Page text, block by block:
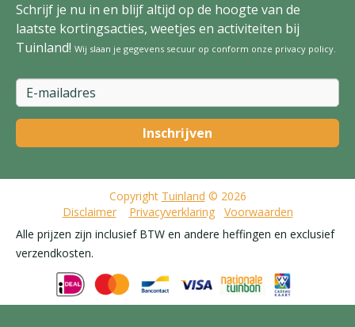
Schrijf je nu in en blijf altijd op de hoogte van de
laatste kortingsacties, weetjes en activiteiten bij
Tuinland! Wij slaan je gegevens secuur op conform onze privacy policy.
Copyright Tuinland © 2026
Disclaimer
Privacyverklaring
Voorwaarden
Alle prijzen zijn inclusief BTW en andere heffingen en exclusief
verzendkosten.